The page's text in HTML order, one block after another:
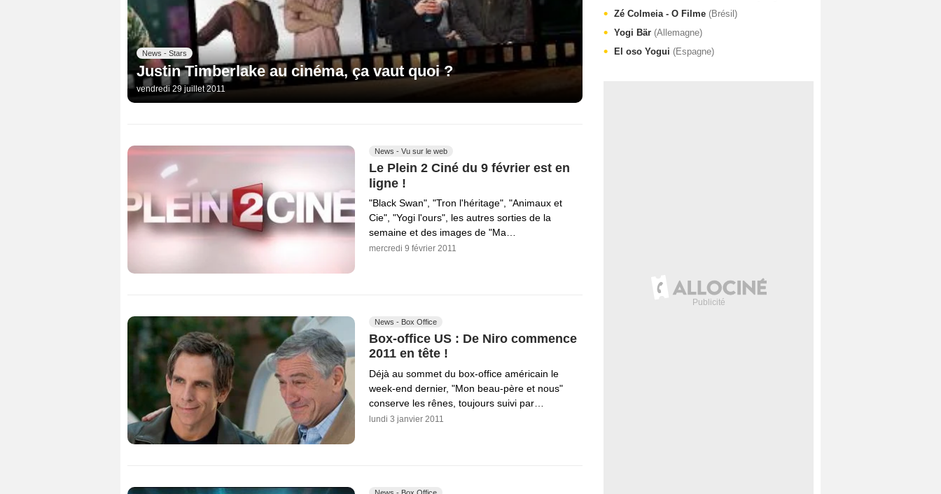
News - Stars
Justin Timberlake au cinéma, ça vaut quoi ?
vendredi 29 juillet 2011
News - Vu sur le web
Le Plein 2 Ciné du 9 février est en
ligne !
"Black Swan", "Tron l'héritage", "Animaux et
Cie", "Yogi l'ours", les autres sorties de la
semaine et des images de "Ma…
mercredi 9 février 2011
News - Box Office
Box-office US : De Niro commence
2011 en tête !
Déjà au sommet du box-office américain le
week-end dernier, "Mon beau-père et nous"
conserve les rênes, toujours suivi par…
lundi 3 janvier 2011
News - Box Office
Zé Colmeia - O Filme (Brésil)
Yogi Bär (Allemagne)
El oso Yogui (Espagne)